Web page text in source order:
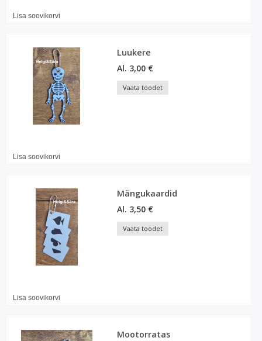
Lisa soovikorvi
Luukere
Al. 3,00 €
Vaata toodet
Lisa soovikorvi
Mängukaardid
Al. 3,50 €
Vaata toodet
Lisa soovikorvi
Mootorratas